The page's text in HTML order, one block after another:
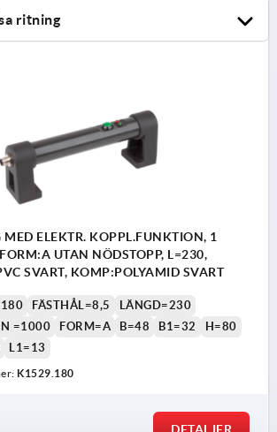
ritning
MED ELEKTR. KOPPL.FUNKTION, 1
UTAN NÖDSTOPP, L=230,
SVART, KOMP:POLYAMID SVART
FÄSTHÅL=8,5
LÄNGD=230
N =1000
FORM=A B=48 B1=32
H=80
L1=13
K1529.180